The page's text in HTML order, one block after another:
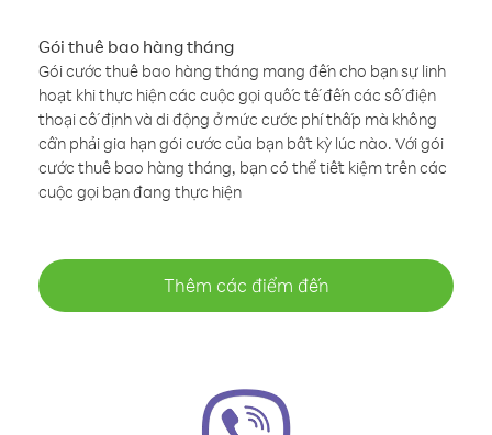
Gói thuê bao hàng tháng
Gói cước thuê bao hàng tháng mang đến cho bạn sự linh
hoạt khi thực hiện các cuộc gọi quốc tế đến các số điện
thoại cố định và di động ở mức cước phí thấp mà không
cần phải gia hạn gói cước của bạn bất kỳ lúc nào. Với gói
cước thuê bao hàng tháng, bạn có thể tiết kiệm trên các
cuộc gọi bạn đang thực hiện
Thêm các điểm đến